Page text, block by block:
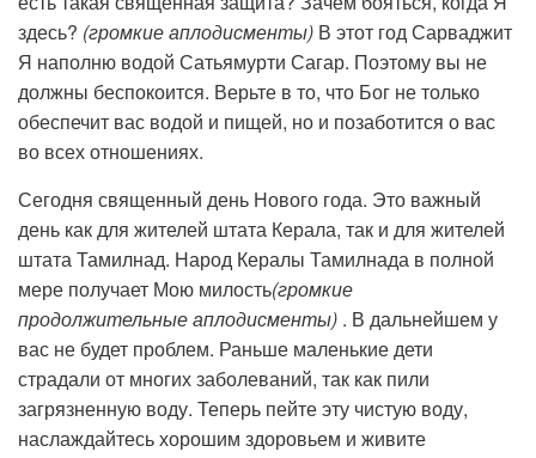
здесь? (громкие аплодисменты) В этот год Сарваджит
Я наполню водой Сатьямурти Сагар. Поэтому вы не
должны беспокоится. Верьте в то, что Бог не только
обеспечит вас водой и пищей, но и позаботится о вас
во всех отношениях.
Сегодня священный день Нового года. Это важный
день как для жителей штата Керала, так и для жителей
штата Тамилнад. Народ Кералы Тамилнада в полной
мере получает Мою милость(громкие
продолжительные аплодисменты) . В дальнейшем у
вас не будет проблем. Раньше маленькие дети
страдали от многих заболеваний, так как пили
загрязненную воду. Теперь пейте эту чистую воду,
наслаждайтесь хорошим здоровьем и живите